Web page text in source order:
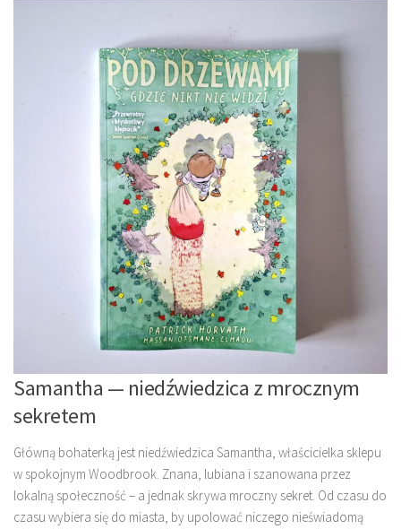
Samantha — niedźwiedzica z mrocznym
sekretem
Główną bohaterką jest niedźwiedzica Samantha, właścicielka sklepu
w spokojnym Woodbrook. Znana, lubiana i szanowana przez
lokalną społeczność – a jednak skrywa mroczny sekret. Od czasu do
czasu wybiera się do miasta, by upolować niczego nieświadomą